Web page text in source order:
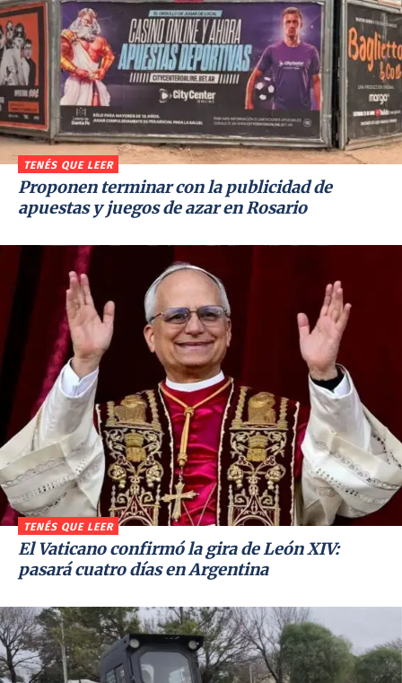
TENÉS QUE LEER
Proponen terminar con la publicidad de
apuestas y juegos de azar en Rosario
TENÉS QUE LEER
El Vaticano confirmó la gira de León XIV:
pasará cuatro días en Argentina